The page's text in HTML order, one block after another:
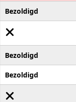
Bezoldigd
Bezoldigd
Bezoldigd